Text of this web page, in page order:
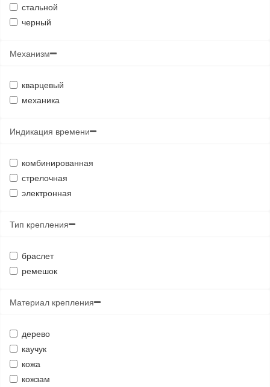
стальной
черный
Механизм
кварцевый
механика
Индикация времени
комбинированная
стрелочная
электронная
Тип крепления
браслет
ремешок
Материал крепления
дерево
каучук
кожа
кожзам